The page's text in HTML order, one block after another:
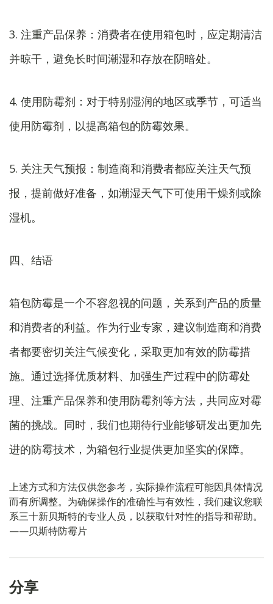
3. 注重产品保养：消费者在使用箱包时，应定期清洁
并晾干，避免长时间潮湿和存放在阴暗处。
4. 使用防霉剂：对于特别湿润的地区或季节，可适当
使用防霉剂，以提高箱包的防霉效果。
5. 关注天气预报：制造商和消费者都应关注天气预
报，提前做好准备，如潮湿天气下可使用干燥剂或除
湿机。
四、结语
箱包防霉是一个不容忽视的问题，关系到产品的质量
和消费者的利益。作为行业专家，建议制造商和消费
者都要密切关注气候变化，采取更加有效的防霉措
施。通过选择优质材料、加强生产过程中的防霉处
理、注重产品保养和使用防霉剂等方法，共同应对霉
菌的挑战。同时，我们也期待行业能够研发出更加先
进的防霉技术，为箱包行业提供更加坚实的保障。
上述方式和方法仅供您参考，实际操作流程可能因具体情况
而有所调整。为确保操作的准确性与有效性，我们建议您联
系三十新贝斯特的专业人员，以获取针对性的指导和帮助。
——贝斯特防霉片
分享